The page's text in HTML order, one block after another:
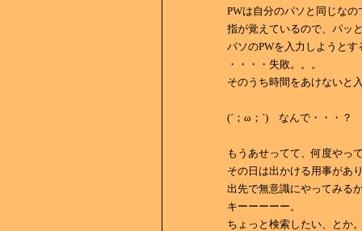
PWは自分のパソと同じな
指が覚えているので、パッ
パソのPWを入力しようとす
・・・・失敗。。。
そのうち時間をあけないと
(´；ω；`) なんで・・・？
もうあせってて、何度やっ
その日は出かける用事があ
出先で無意識にやってみる
キーーーーー。
ちょっと検索したい、とか